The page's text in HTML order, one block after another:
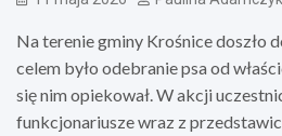
Na terenie gminy Krośnice doszło
celem było odebranie psa od
się nim opiekował. W akcji
funkcjonariusze wraz z